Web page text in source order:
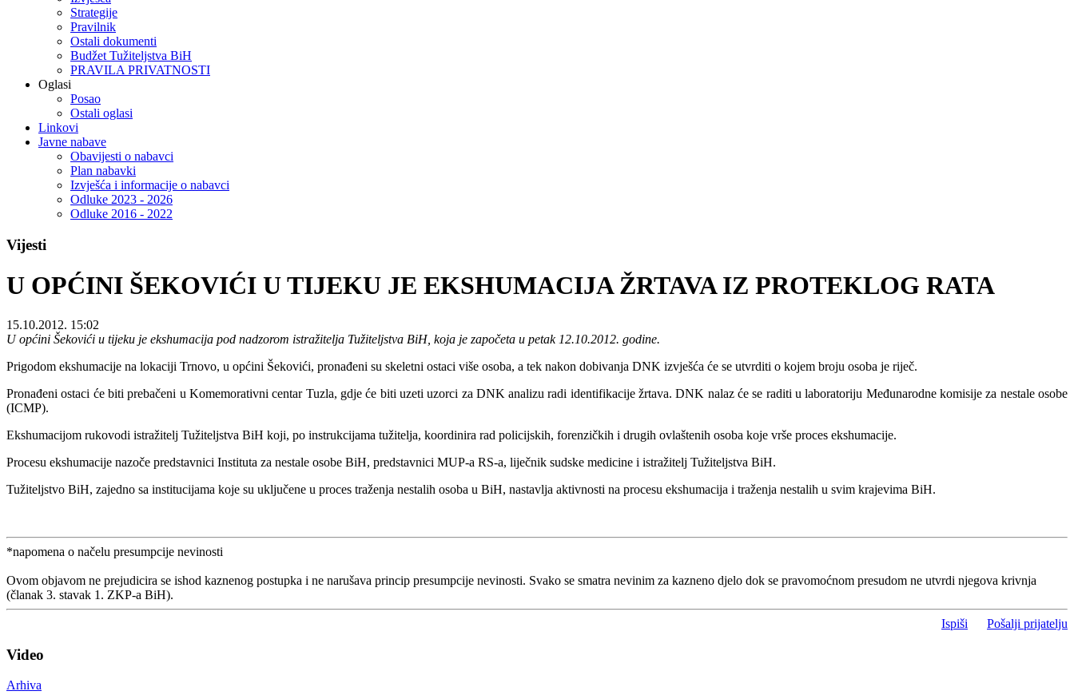
Strategije
Pravilnik
Ostali dokumenti
Budžet Tužiteljstva BiH
PRAVILA PRIVATNOSTI
Oglasi
Posao
Ostali oglasi
Linkovi
Javne nabave
Obavijesti o nabavci
Plan nabavki
Izvješća i informacije o nabavci
Odluke 2023 - 2026
Odluke 2016 - 2022
Vijesti
U OPĆINI ŠEKOVIĆI U TIJEKU JE EKSHUMACIJA ŽRTAVA IZ PROTEKLOG RATA
15.10.2012. 15:02
U općini Šekovići u tijeku je ekshumacija pod nadzorom istražitelja Tužiteljstva BiH, koja je započeta u petak 12.10.2012. godine.
Prigodom ekshumacije na lokaciji Trnovo, u općini Šekovići, pronađeni su skeletni ostaci više osoba, a tek nakon dobivanja DNK izvješća će se utvrditi o kojem broju osoba je riječ.
Pronađeni ostaci će biti prebačeni u Komemorativni centar Tuzla, gdje će biti uzeti uzorci za DNK analizu radi identifikacije žrtava. DNK nalaz će se raditi u laboratoriju Međunarodne komisije za nestale osobe
(ICMP).
Ekshumacijom rukovodi istražitelj Tužiteljstva BiH koji, po instrukcijama tužitelja, koordinira rad policijskih, forenzičkih i drugih ovlaštenih osoba koje vrše proces ekshumacije.
Procesu ekshumacije nazoče predstavnici Instituta za nestale osobe BiH, predstavnici MUP-a RS-a, liječnik sudske medicine i istražitelj Tužiteljstva BiH.
Tužiteljstvo BiH, zajedno sa institucijama koje su uključene u proces traženja nestalih osoba u BiH, nastavlja aktivnosti na procesu ekshumacija i traženja nestalih u svim krajevima BiH.
*napomena o načelu presumpcije nevinosti
Ovom objavom ne prejudicira se ishod kaznenog postupka i ne narušava princip presumpcije nevinosti. Svako se smatra nevinim za kazneno djelo dok se pravomoćnom presudom ne utvrdi njegova krivnja
(članak 3. stavak 1. ZKP-a BiH).
Ispiši Pošalji prijatelju
Video
Arhiva